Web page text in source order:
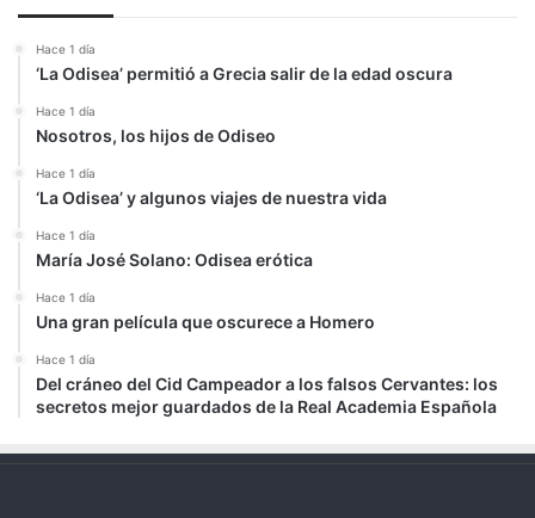
Hace 1 día
‘La Odisea’ permitió a Grecia salir de la edad oscura
Hace 1 día
Nosotros, los hijos de Odiseo
Hace 1 día
‘La Odisea’ y algunos viajes de nuestra vida
Hace 1 día
María José Solano: Odisea erótica
Hace 1 día
Una gran película que oscurece a Homero
Hace 1 día
Del cráneo del Cid Campeador a los falsos Cervantes: los
secretos mejor guardados de la Real Academia Española